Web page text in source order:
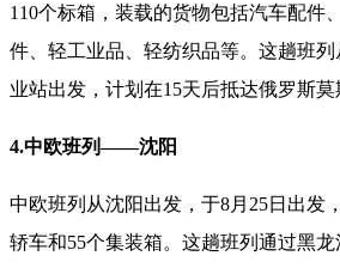
110个标箱，装载的货物包括汽车配件
件、轻工业品、轻纺织品等。这趟班
业站出发，计划在15天后抵达俄罗斯莫
4.中欧班列——沈阳
中欧班列从沈阳出发，于8月 25日出发
轿车和55个集装箱。这趟班列通过黑